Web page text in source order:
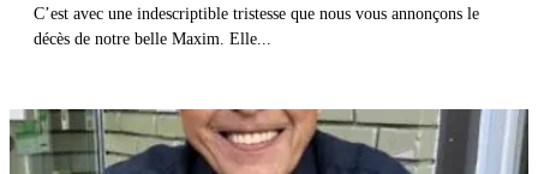
C’est avec une indescriptible tristesse que nous vous annonçons le
décès de notre belle Maxim. Elle...